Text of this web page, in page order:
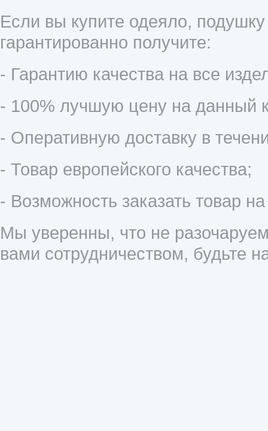
Если вы купите одеяло,
гарантированно получите:
- Гарантию качества на все
- 100% лучшую цену на данный
- Оперативную доставку в
- Товар европейского качества;
- Возможность заказать товар
Мы уверенны, что не
вами сотрудничеством, будьте